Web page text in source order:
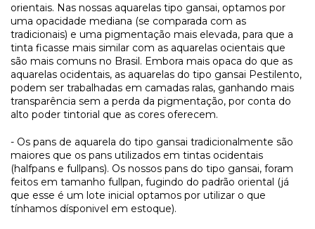
orientais. Nas nossas aquarelas tipo gansai, optamos por
uma opacidade mediana (se comparada com as
tradicionais) e uma pigmentação mais elevada, para que a
tinta ficasse mais similar com as aquarelas ocientais que
são mais comuns no Brasil. Embora mais opaca do que as
aquarelas ocidentais, as aquarelas do tipo gansai Pestilento,
podem ser trabalhadas em camadas ralas, ganhando mais
transparência sem a perda da pigmentação, por conta do
alto poder tintorial que as cores oferecem.
- Os pans de aquarela do tipo gansai tradicionalmente são
maiores que os pans utilizados em tintas ocidentais
(halfpans e fullpans). Os nossos pans do tipo gansai, foram
feitos em tamanho fullpan, fugindo do padrão oriental (já
que esse é um lote inicial optamos por utilizar o que
tínhamos dísponivel em estoque).